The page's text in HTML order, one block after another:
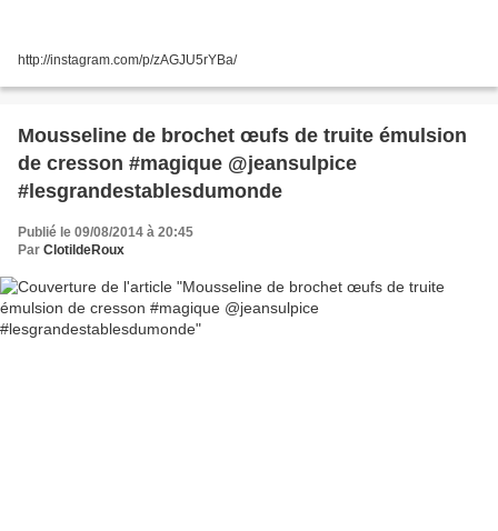
http://instagram.com/p/zAGJU5rYBa/
Mousseline de brochet œufs de truite émulsion
de cresson #magique @jeansulpice
#lesgrandestablesdumonde
Publié le 09/08/2014 à 20:45
Par ClotildeRoux